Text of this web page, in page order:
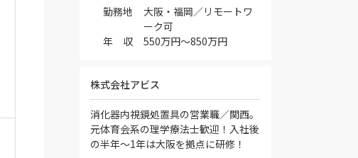
勤務地
大阪・福岡／リモートワ
ーク可
年 収
550万円～850万円
株式会社アビス
消化器内視鏡処置具の営業職／関西。
元体育会系の理学療法士歓迎！入社後
の半年～1年は大阪を拠点に研修！